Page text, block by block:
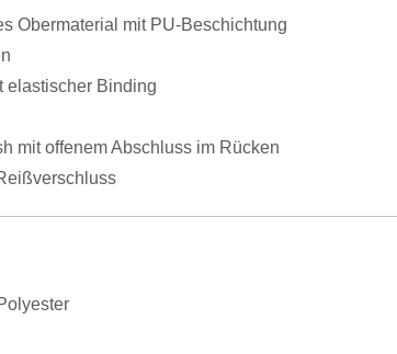
Obermaterial mit PU-Beschichtung
elastischer Binding
mit offenem Abschluss im Rücken